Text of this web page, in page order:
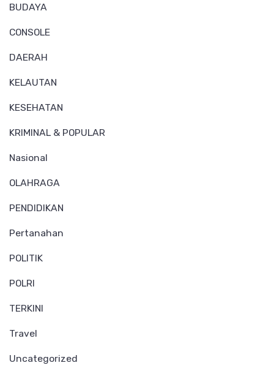
BUDAYA
CONSOLE
DAERAH
KELAUTAN
KESEHATAN
KRIMINAL & POPULAR
Nasional
OLAHRAGA
PENDIDIKAN
Pertanahan
POLITIK
POLRI
TERKINI
Travel
Uncategorized